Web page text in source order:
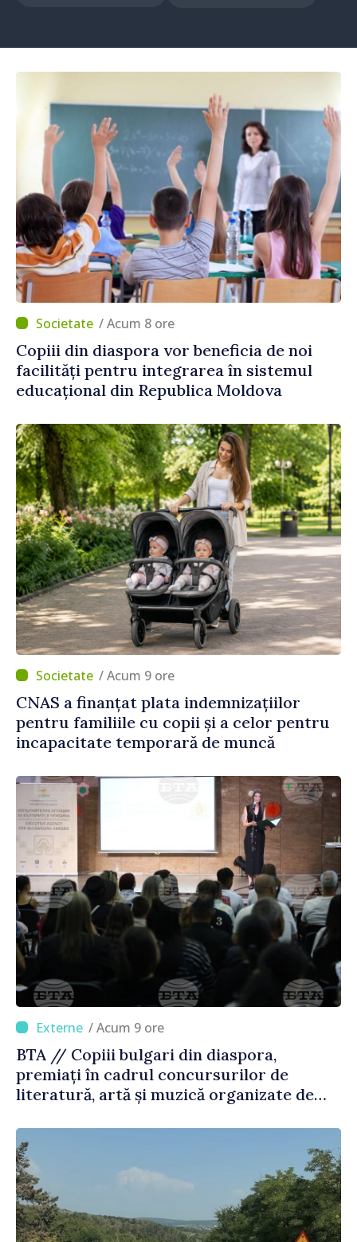
/ Acum 8 ore
Copiii din diaspora vor beneficia de noi
facilități pentru integrarea în sistemul
educațional din Republica Moldova
/ Acum 9 ore
CNAS a finanțat plata indemnizațiilor
pentru familiile cu copii și a celor pentru
incapacitate temporară de muncă
/ Acum 9 ore
BTA // Copiii bulgari din diaspora,
premiați în cadrul concursurilor de
literatură, artă și muzică organizate de
Străinătate